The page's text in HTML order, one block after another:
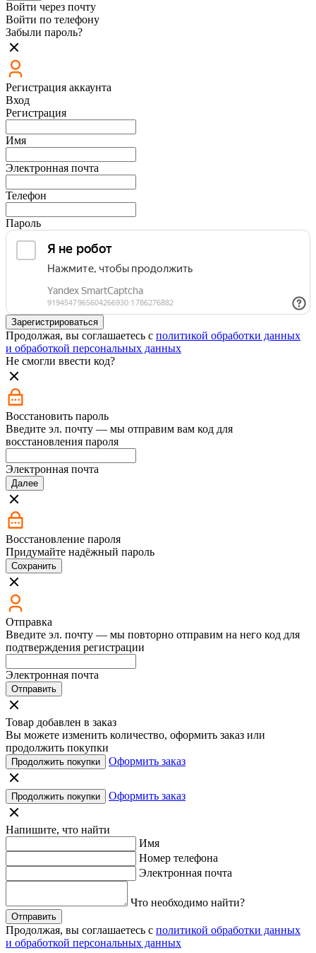
Войти через почту
Войти по телефону
Забыли пароль?
Регистрация аккаунта
Вход
Регистрация
Имя
Электронная почта
Телефон
Пароль
Зарегистрироваться
Продолжая, вы соглашаетесь с политикой обработки данных
и обработкой персональных данных
Не смогли ввести код?
Восстановить пароль
Введите эл. почту — мы отправим вам код для
восстановления пароля
Электронная почта
Далее
Восстановление пароля
Придумайте надёжный пароль
Сохранить
Отправка
Введите эл. почту — мы повторно отправим на него код для
подтверждения регистрации
Электронная почта
Отправить
Товар добавлен в заказ
Вы можете изменить количество, оформить заказ или
продолжить покупки
Продолжить покупки Оформить заказ
Продолжить покупки Оформить заказ
Напишите, что найти
Имя
Номер телефона
Электронная почта
Что необходимо найти?
Отправить
Продолжая, вы соглашаетесь с политикой обработки данных
и обработкой персональных данных